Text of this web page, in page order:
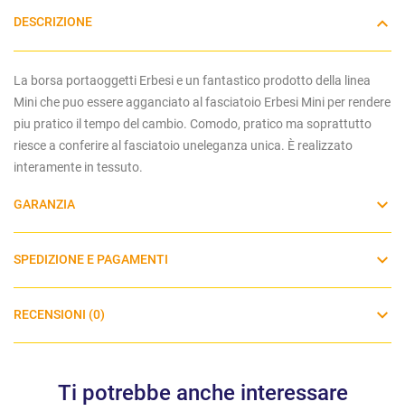
DESCRIZIONE
La borsa portaoggetti Erbesi e un fantastico prodotto della linea
Mini che puo essere agganciato al fasciatoio Erbesi Mini per rendere
piu pratico il tempo del cambio. Comodo, pratico ma soprattutto
riesce a conferire al fasciatoio uneleganza unica. È realizzato
interamente in tessuto.
GARANZIA
SPEDIZIONE E PAGAMENTI
RECENSIONI (0)
Ti potrebbe anche interessare